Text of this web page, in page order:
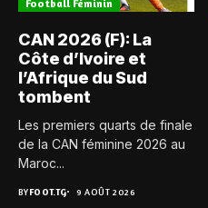
Football Féminin
CAN 2026 (F): La
Côte d’Ivoire et
l’Afrique du Sud
tombent
Les premiers quarts de finale
de la CAN féminine 2026 au
Maroc...
BYFOOT.TG 9 AOÛT 2026